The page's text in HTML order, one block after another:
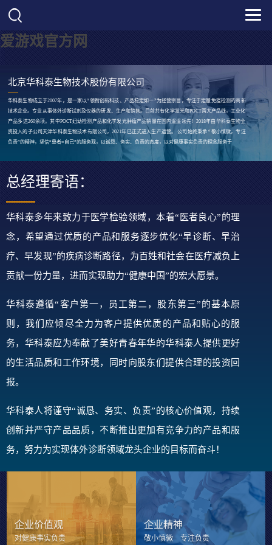
爱游戏官方网
北京华科泰生物技术股份有限公司
华科泰生物成立于2007年，是一家以“领衔创新科技、产品稳定如一”为经营宗旨，专注于定量免疫检测的高新
技术企业。专业从事体外诊断试剂及仪器的研发、生产和销售。目前共有化学发光和POCT两大产品线，工业化
产品多达260余项。其中POCT妇幼检测产品和化学发光肿瘤产品销量在国内遥遥领先！2018年由华科泰生物全
资投入的子公司天津华科泰生物技术有限公司，2021年已正式进入生产运营。 公司始终秉承 “敬小慎微，专注
负责”的精神，坚信“患者=自己”的服务观，以诚恳、务实、负责的态度，以对健康事实负责的理念服务于
总经理寄语：
华科泰多年来致力于医学检验领域，本着“医者良心”的理
念，希望通过优质的产品和服务逐步优化“早诊断、早治
疗、早发现”的疾病诊断路径，为百姓和社会在医疗减负上
贡献一份力量，进而实现助力“健康中国”的宏大愿景。
华科泰遵循“客户第一，员工第二，股东第三”的基本原
则，我们应倾尽全力为客户提供优质的产品和贴心的服
务，华科泰应为奉献了美好青春年华的华科泰人提供更好
的生活品质和工作环境，同时向股东们提供合理的投资回
报。
华科泰人将谨守“诚恳、务实、负责”的核心价值观，持续
创新并严守产品品质，不断推出更加有竞争力的产品和服
务，努力为实现体外诊断领域龙头企业的目标而奋斗！
企业价值观
对健康事实负责
企业精神
敬小慎微 专注负责